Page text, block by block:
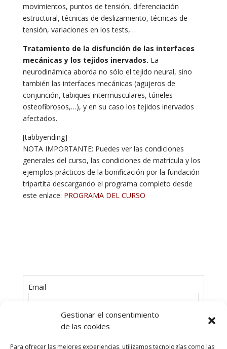
Gestionar el consentimiento
de las cookies
Para ofrecer las mejores experiencias, utilizamos tecnologías como las
movimientos, puntos de tensión, diferenciación
estructural, técnicas de deslizamiento, técnicas de
tensión, variaciones en los tests,…
Tratamiento de la disfunción de las interfaces
mecánicas y los tejidos inervados. La
neurodinámica aborda no sólo el tejido neural, sino
también las interfaces mecánicas (agujeros de
conjunción, tabiques intermusculares, túneles
osteofibrosos,…), y en su caso los tejidos inervados
afectados.
[tabbyending]
NOTA IMPORTANTE: Puedes ver las condiciones
generales del curso, las condiciones de matrícula y los
ejemplos prácticos de la bonificación por la fundación
tripartita descargando el programa completo desde
este enlace: PROGRAMA DEL CURSO
Email
Contraseña